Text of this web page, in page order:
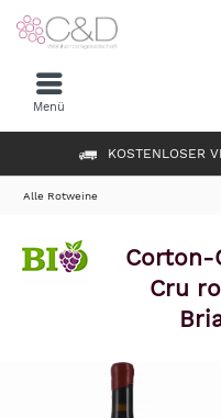
KOSTENLOSER
Menü
Alle Rotweine
Corton-
Cru